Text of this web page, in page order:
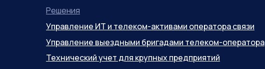
Решения
Управление ИТ и телеком-активами оператора связи
Управление выездными бригадами телеком-оператора
Технический учет для крупных предприятий